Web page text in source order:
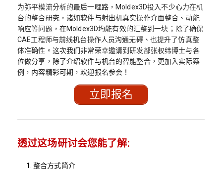
为弥平模流分析的最后一哩路，Moldex3D投入不少心力在机
台的整合研究，诸如软件与射出机真实操作介面整合、动能
响应等问题，在Moldex3D均能有效的汇整到一块；除了确保
CAE工程师与前线机台操作人员沟通无碍、也提升了仿真整
体准确性。这次我们非常荣幸邀请到研发部张权纬博士与各
位做分享，除了介绍软件与机台的智能整合，更加入实际案
例，内容精彩可期，欢迎报名参会！
立即报名
透过这场研讨会您能了解:
整合方式简介